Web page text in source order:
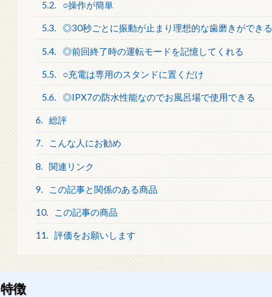
5.2. ○操作が簡単
5.3. ◎30秒ごとに振動が止まり理想的な歯磨きができる
5.4. ◎前回終了時の運転モードを記憶してくれる
5.5. ○充電は専用のスタンドに置くだけ
5.6. ◎IPX7の防水性能なのでお風呂場で使用できる
6. 総評
7. こんな人にお勧め
8. 関連リンク
9. この記事と関係のある商品
10. この記事の商品
11. 評価をお願いします
特徴